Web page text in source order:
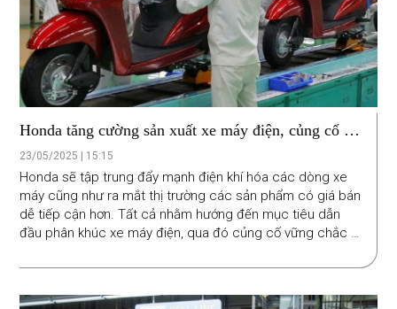
Honda tăng cường sản xuất xe máy điện, củng cố vị
thế dẫn đầu
23/05/2025 | 15:15
Honda sẽ tập trung đẩy mạnh điện khí hóa các dòng xe
máy cũng như ra mắt thị trường các sản phẩm có giá bán
dễ tiếp cận hơn. Tất cả nhằm hướng đến mục tiêu dẫn
đầu phân khúc xe máy điện, qua đó củng cố vững chắc vị